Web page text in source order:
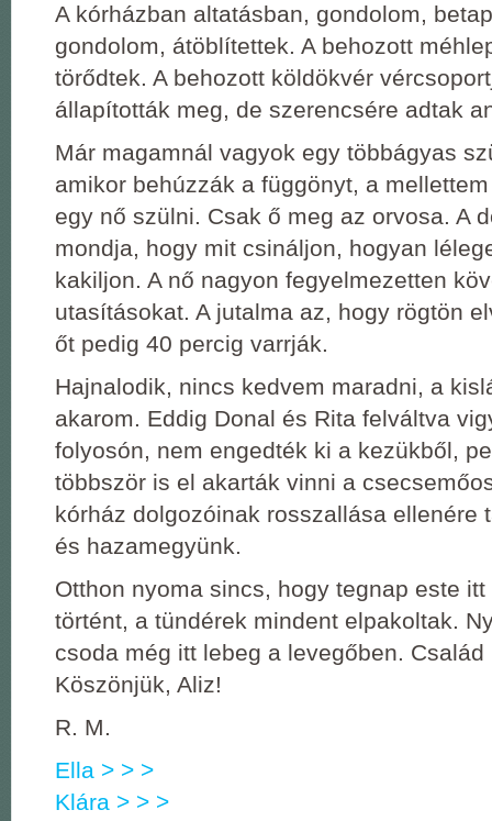
A kórházban altatásban, gondolom,
gondolom, átöblítettek. A behozott
törődtek. A behozott köldökvér
állapították meg, de szerencsére adtak
Már magamnál vagyok egy többágyas
amikor behúzzák a függönyt, a
egy nő szülni. Csak ő meg az orvosa. A
mondja, hogy mit csináljon, hogyan
kakiljon. A nő nagyon fegyelmezetten
utasításokat. A jutalma az, hogy rögtön
őt pedig 40 percig varrják.
Hajnalodik, nincs kedvem maradni, a
akarom. Eddig Donal és Rita felváltva
folyosón, nem engedték ki a kezükből,
többször is el akarták vinni a
kórház dolgozóinak rosszallása ellenére
és hazamegyünk.
Otthon nyoma sincs, hogy tegnap este
történt, a tündérek mindent elpakoltak.
csoda még itt lebeg a levegőben. Család
Köszönjük, Aliz!
R. M.
Ella > > >
Klára > > >